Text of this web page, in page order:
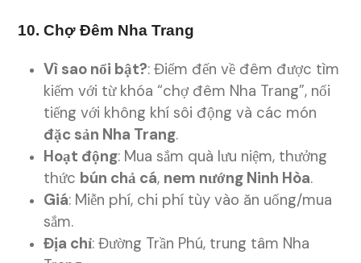
10. Chợ Đêm Nha Trang
Vì sao nổi bật?: Điểm đến về đêm được tìm
kiếm với từ khóa “chợ đêm Nha Trang”, nổi
tiếng với không khí sôi động và các món
đặc sản Nha Trang.
Hoạt động: Mua sắm quà lưu niệm, thưởng
thức bún chả cá, nem nướng Ninh Hòa.
Giá: Miễn phí, chi phí tùy vào ăn uống/mua
sắm.
Địa chỉ: Đường Trần Phú, trung tâm Nha